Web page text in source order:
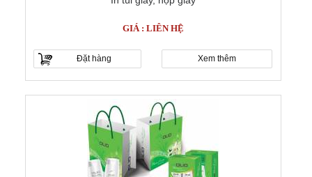
GIÁ : LIÊN HỆ
Đặt hàng Xem thêm